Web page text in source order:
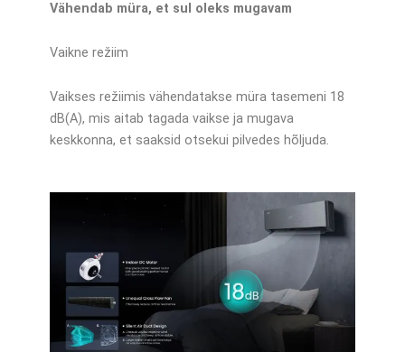
Vähendab müra, et sul oleks mugavam
Vaikne režiim
Vaikses režiimis vähendatakse müra tasemeni 18
dB(A), mis aitab tagada vaikse ja mugava
keskkonna, et saaksid otsekui pilvedes hõljuda.